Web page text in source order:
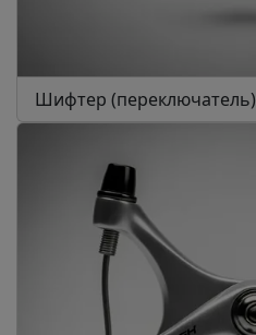
Шифтер (переключатель)